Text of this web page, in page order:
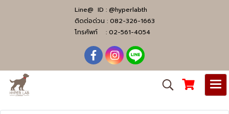
Line@ ID : @hyperlabth
ติดต่อด่วน : 082-326-1663
โทรศัพท์ : 02-561-4054